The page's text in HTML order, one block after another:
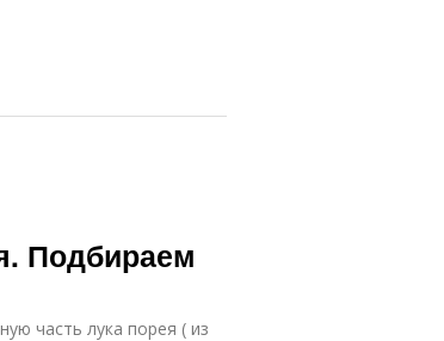
Подбираем
часть лука порея ( из